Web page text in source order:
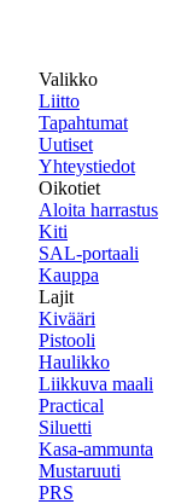
Valikko
Liitto
Tapahtumat
Uutiset
Yhteystiedot
Oikotiet
Aloita harrastus
Kiti
SAL-portaali
Kauppa
Lajit
Kivääri
Pistooli
Haulikko
Liikkuva maali
Practical
Siluetti
Kasa-ammunta
Mustaruuti
PRS